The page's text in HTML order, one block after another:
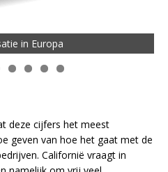
in Europa
deze cijfers het meest
geven van hoe het gaat met de
Californië vraagt in